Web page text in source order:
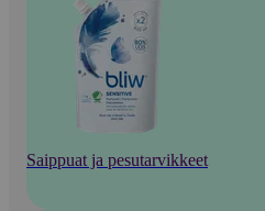
Saippuat ja pesutarvikkeet